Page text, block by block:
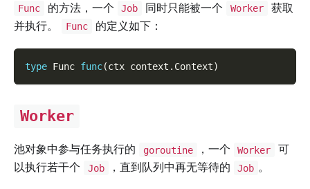
Func 的方法，一个 Job 同时只能被一个 Worker
获取
并执行。
Func 的定义如下：
type Func func(ctx context . Context)
Worker
池对象中参与任务执行的 goroutine ，一个 Worker
可
以执行若干个
Job ，直到队列中再无等待的 Job 。